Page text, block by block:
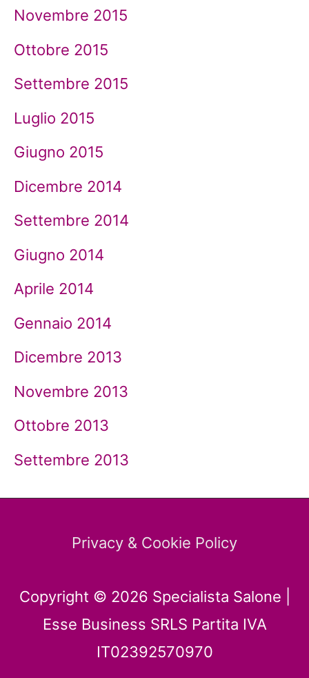
Novembre 2015
Ottobre 2015
Settembre 2015
Luglio 2015
Giugno 2015
Dicembre 2014
Settembre 2014
Giugno 2014
Aprile 2014
Gennaio 2014
Dicembre 2013
Novembre 2013
Ottobre 2013
Settembre 2013
Privacy & Cookie Policy
Copyright © 2026 Specialista Salone
Esse Business SRLS Partita IVA
IT02392570970